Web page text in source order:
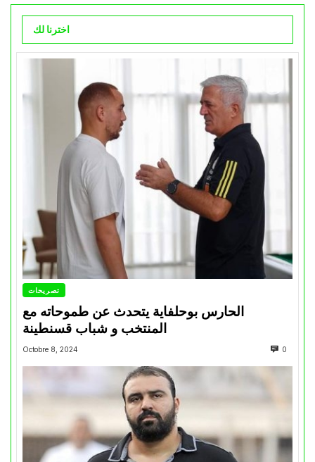
اخترنا لك
تصريحات
الحارس بوحلفاية يتحدث عن طموحاته مع
المنتخب و شباب قسنطينة
Octobre 8, 2024 0